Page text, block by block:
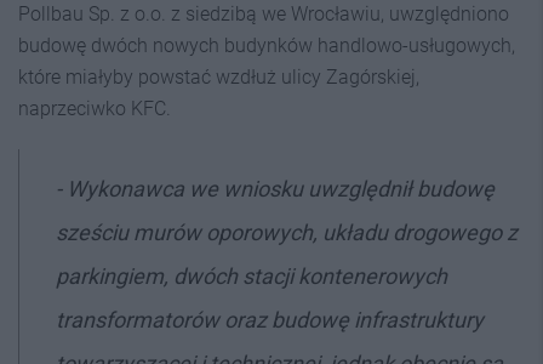
Pollbau Sp. z o.o. z siedzibą we Wrocławiu, uwzględniono
budowę dwóch nowych budynków handlowo-usługowych,
które miałyby powstać wzdłuż ulicy Zagórskiej,
naprzeciwko KFC.
- Wykonawca we wniosku uwzględnił budowę
sześciu murów oporowych, układu drogowego z
parkingiem, dwóch stacji kontenerowych
transformatorów oraz budowę infrastruktury